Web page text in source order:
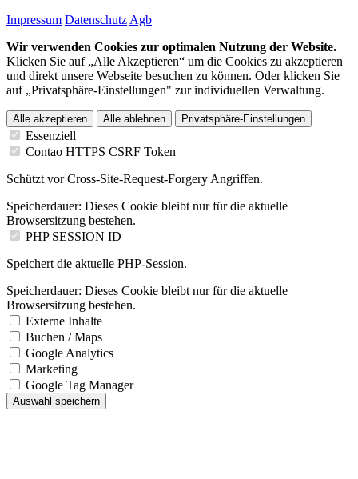
Impressum Datenschutz Agb
Wir verwenden Cookies zur optimalen Nutzung der Website.
Klicken Sie auf „Alle Akzeptieren“ um die Cookies zu akzeptieren
und direkt unsere Webseite besuchen zu können. Oder klicken Sie
auf „Privatsphäre-Einstellungen" zur individuellen Verwaltung.
Alle akzeptieren Alle ablehnen Privatsphäre-Einstellungen
Essenziell
Contao HTTPS CSRF Token
Schützt vor Cross-Site-Request-Forgery Angriffen.
Speicherdauer: Dieses Cookie bleibt nur für die aktuelle
Browsersitzung bestehen.
PHP SESSION ID
Speichert die aktuelle PHP-Session.
Speicherdauer: Dieses Cookie bleibt nur für die aktuelle
Browsersitzung bestehen.
Externe Inhalte
Buchen / Maps
Google Analytics
Marketing
Google Tag Manager
Auswahl speichern